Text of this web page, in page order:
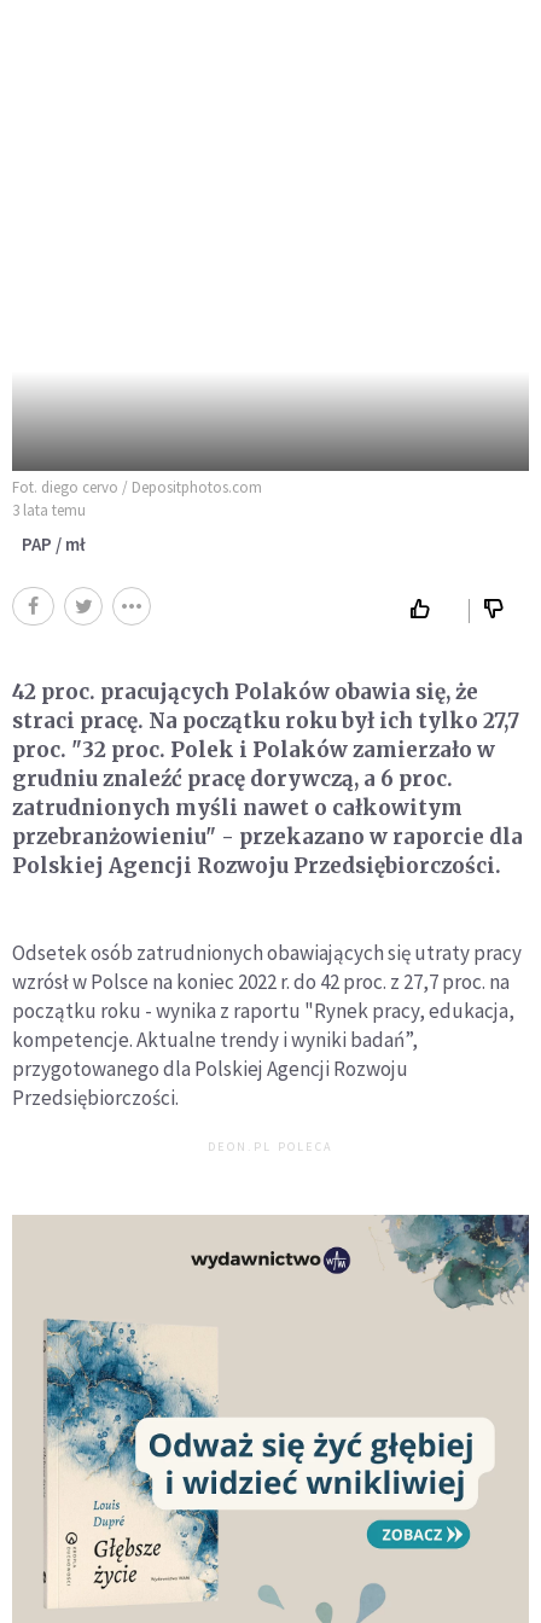
Fot. diego cervo / Depositphotos.com
3 lata temu
PAP / mł
42 proc. pracujących Polaków obawia się, że
straci pracę. Na początku roku był ich tylko 27,7
proc. "32 proc. Polek i Polaków zamierzało w
grudniu znaleźć pracę dorywczą, a 6 proc.
zatrudnionych myśli nawet o całkowitym
przebranżowieniu" - przekazano w raporcie dla
Polskiej Agencji Rozwoju Przedsiębiorczości.
Odsetek osób zatrudnionych obawiających się utraty pracy
wzrósł w Polsce na koniec 2022 r. do 42 proc. z 27,7 proc. na
początku roku - wynika z raportu "Rynek pracy, edukacja,
kompetencje. Aktualne trendy i wyniki badań”,
przygotowanego dla Polskiej Agencji Rozwoju
Przedsiębiorczości.
DEON.PL POLECA